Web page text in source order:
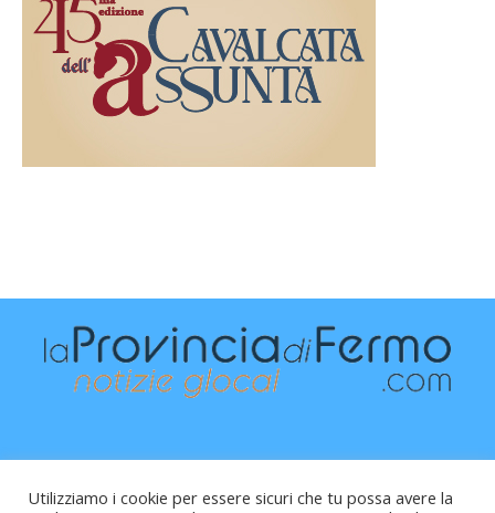
Utilizziamo i cookie per essere sicuri che tu possa avere la